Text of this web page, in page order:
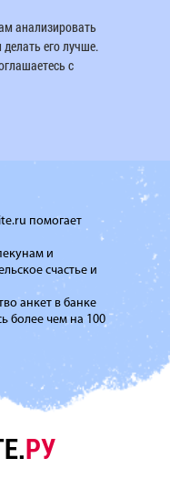
помогает
и
счастье и
анкет в банке
более чем на 100
РУ
анализировать
его лучше.
с